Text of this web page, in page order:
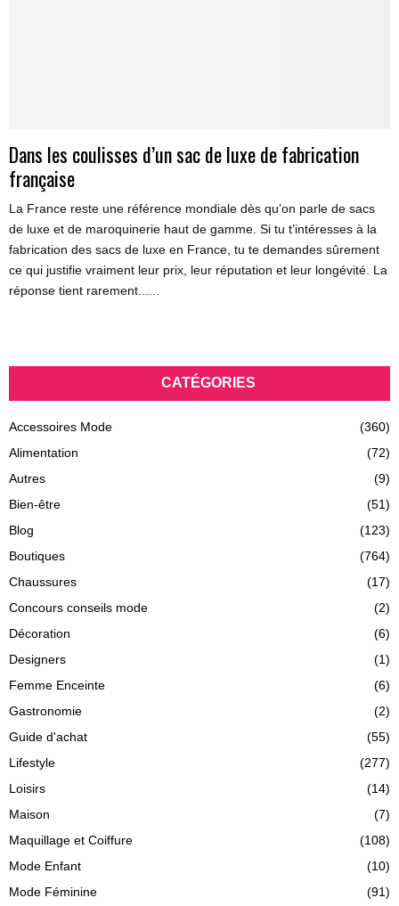
Dans les coulisses d’un sac de luxe de fabrication
française
La France reste une référence mondiale dès qu’on parle de sacs
de luxe et de maroquinerie haut de gamme. Si tu t’intéresses à la
fabrication des sacs de luxe en France, tu te demandes sûrement
ce qui justifie vraiment leur prix, leur réputation et leur longévité. La
réponse tient rarement......
CATÉGORIES
Accessoires Mode
(360)
Alimentation
(72)
Autres
(9)
Bien-être
(51)
Blog
(123)
Boutiques
(764)
Chaussures
(17)
Concours conseils mode
(2)
Décoration
(6)
Designers
(1)
Femme Enceinte
(6)
Gastronomie
(2)
Guide d'achat
(55)
Lifestyle
(277)
Loisirs
(14)
Maison
(7)
Maquillage et Coiffure
(108)
Mode Enfant
(10)
Mode Féminine
(91)